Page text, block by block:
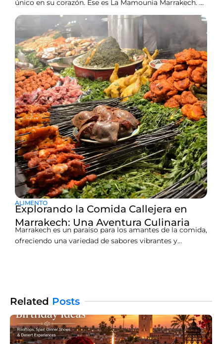
único en su corazón. Ese es La Mamounia Marrakech. Es
más que solo una estancia en un hotel, es una
encarnación de grandeza en Marruecos. Imagina el
paraíso: donde paseas por jardines bellamente
cuidados, y los interiores están tallados de la
ALIMENTO
Explorando la Comida Callejera en
Marrakech: Una Aventura Culinaria
Marrakech es un paraíso para los amantes de la comida,
ofreciendo una variedad de sabores vibrantes y
comer en Marrakech,
Related Posts